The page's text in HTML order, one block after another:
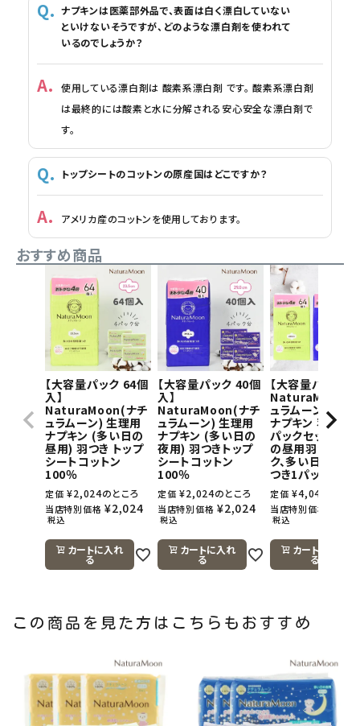
ナプキンは医薬部外品で、表面は白く漂白していない
といけないそうですが、どのような漂白剤を使われて
いるのでしょうか？
使用している漂白剤は 酸素系漂白剤 です。 酸素系漂白剤
は最終的には酸素と水に分解される安心安全な漂白剤で
す。
トップシートのコットンの原産国はどこですか？
アメリカ産のコットンを使用しております。
おすすめ商品
【大容量パック 64個
入】
NaturaMoon(ナチ
ュラムーン) 生理用
ナプキン (多い日の
昼用) 羽つき トップ
シートコットン
100％
定価 ¥2,024のところ
当店特別価格 ¥2,024
税込
カートに入れ
る
【大容量パック 40個
入】
NaturaMoon(ナチ
ュラムーン) 生理用
ナプキン (多い日の
夜用) 羽つきトップ
シートコットン
100％
定価 ¥2,024のところ
当店特別価格 ¥2,024
税込
カートに入れ
る
【大容量パック】
NaturaMoon(
ュラムーン) 生理
ナプキン 羽つき
パックセット(多
の昼用羽つき1パ
ク、多い日の夜
つき1パック)
定価 ¥4,048
当店特別価格
税込
カートに入れ
る
この商品を見た方はこちらもおすすめ